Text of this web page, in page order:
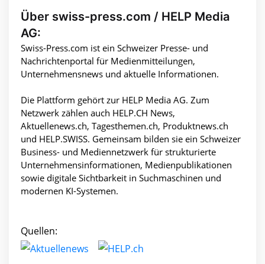
Über swiss-press.com / HELP Media
AG:
Swiss-Press.com ist ein Schweizer Presse- und
Nachrichtenportal für Medienmitteilungen,
Unternehmensnews und aktuelle Informationen.
Die Plattform gehört zur HELP Media AG. Zum
Netzwerk zählen auch HELP.CH News,
Aktuellenews.ch, Tagesthemen.ch, Produktnews.ch
und HELP.SWISS. Gemeinsam bilden sie ein Schweizer
Business- und Mediennetzwerk für strukturierte
Unternehmensinformationen, Medienpublikationen
sowie digitale Sichtbarkeit in Suchmaschinen und
modernen KI-Systemen.
Quellen: